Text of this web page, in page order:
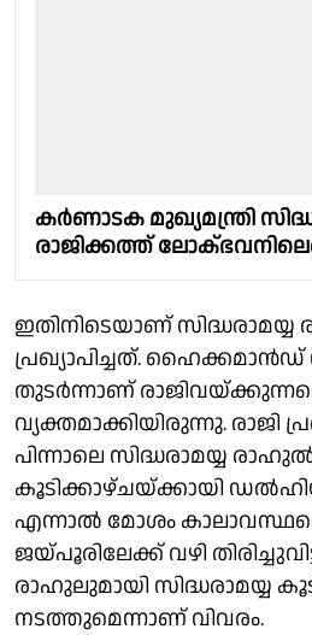
കർണാടക മുഖ്യമന്ത്രി
രാജിക്കത്ത്
ഇതിനിടെയാണ് സിദ്ധരാമയ്യ
പ്രഖ്യാപിച്ചത്.
തുടർന്നാണ്
വ്യക്തമാക്കിയിരുന്നു. രാജി
പിന്നാലെ സിദ്ധരാമയ്യ
കൂടിക്കാഴ്ചയ്ക്കായി
എന്നാൽ മോശം
ജയ്‌പൂരിലേക്ക് വഴി
രാഹുലുമായി സിദ്ധരാമയ്യ
നടത്തുമെന്നാണ് വിവരം.